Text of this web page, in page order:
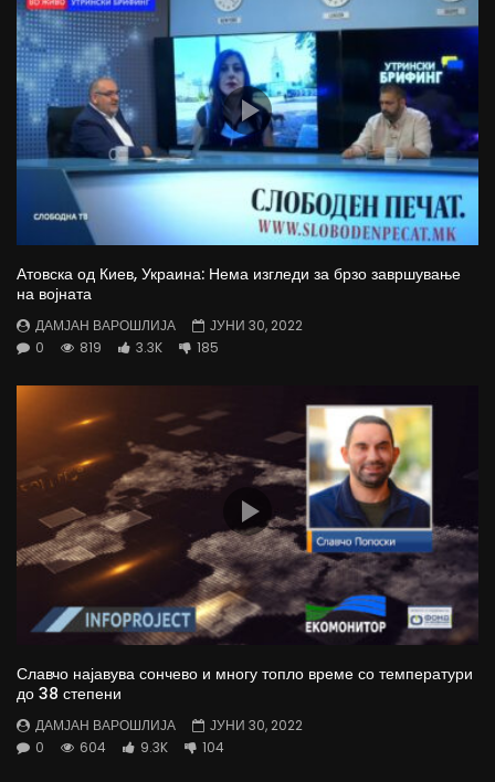
Атовска од Киев, Украина: Нема изгледи за брзо завршување
на војната
ДАМЈАН ВАРОШЛИЈА
ЈУНИ 30, 2022
0
819 3.3K 185
Славчо најавува сончево и многу топло време со температури
до 38 степени
ДАМЈАН ВАРОШЛИЈА
ЈУНИ 30, 2022
0
604 9.3K 104